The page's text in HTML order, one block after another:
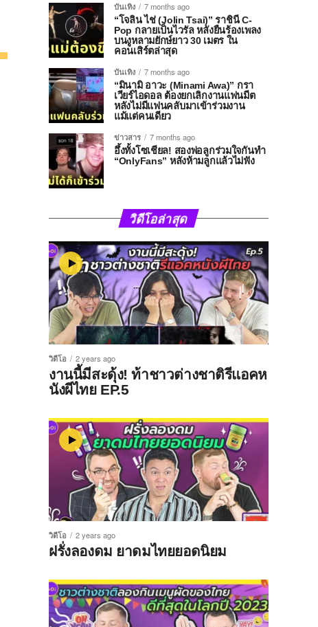
บันเทิง
7 months ago
“โจลิน ไช่ (Jolin Tsai)” ราชินี C-
Pop กลายเป็นไวรัล หลังยืนร้องเพลง
บนงูหลามยักษ์ยาว 30 เมตร ใน
คอนเสิร์ตล่าสุด
บันเทิง
7 months ago
“มินามิ อาวะ (Minami Awa)” กรา
เวียร์ไอดอล ต้องยกเลิกงานแฟนมีต
หลังไม่มีแฟนคลับมาเข้าร่วมงาน
แม้แต่คนเดียว
ข่าวสาร
7 months ago
อึ้งทั้งโซเชียล! สองพ่อลูกร่วมใจกันทำ
“OnlyFans” หลังห้ามลูกแล้วไม่ฟัง
วิดีโอล่าสุด
วิดีโอ 2 years ago
งานนี้มีสะดุ้ง! ท้าชาวต่างชาติรีแอคห
นังผีไทย EP.5
วิดีโอ 2 years ago
ฝรั่งลองดม ยาดมไทยยอดนิยม